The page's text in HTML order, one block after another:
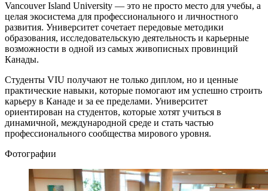
Vancouver Island University — это не просто место для учебы, а
целая экосистема для профессионального и личностного
развития. Университет сочетает передовые методики
образования, исследовательскую деятельность и карьерные
возможности в одной из самых живописных провинций
Канады.
Студенты VIU получают не только диплом, но и ценные
практические навыки, которые помогают им успешно строить
карьеру в Канаде и за ее пределами. Университет
ориентирован на студентов, которые хотят учиться в
динамичной, международной среде и стать частью
профессионального сообщества мирового уровня.
Фотографии